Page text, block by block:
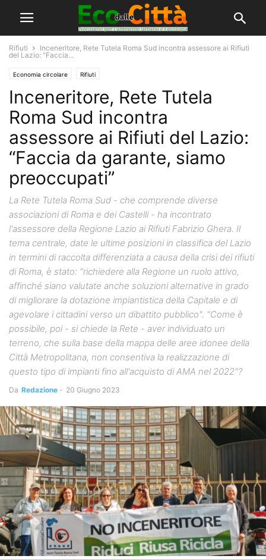
Rifiuti
Inceneritore, Rete Tutela Roma Sud incontra assessore ai Rifiuti
del Lazio: “Faccia...
Economia circolare Rifiuti
Inceneritore, Rete Tutela
Roma Sud incontra
assessore ai Rifiuti del Lazio:
“Faccia da garante, siamo
preoccupati”
La Rete Tutela Roma Sud - che comprende diverse
associazioni di Roma e dei Castelli - ha incontrato
l'assessore della Regione Lazio ai Rifiuti Fabrizio Ghera. Il
tema centrale, date le ultime posizioni in classifica del Lazio
in termini di raccolta differenziata a causa della crisi dei rifiuti
di Roma, è stato: "richiedere alla Regione un ruolo attivo,
affinché siano valutate anche soluzioni alternative in grado
di migliorare la dotazione impiantistica della Capitale e di
agevolare i cittadini verso un dibattito pubblico". "Come è
possibile, poi - si chiede la Rete - aver individuato un
terreno, che sulla base della mappa delle aree idonee della
Città Metropolitana, non consentiva la realizzazione di
questo tipo di impianti fino all'acquisto di AMA nel 2022"?
Da Redazione - 20 Giugno 2023